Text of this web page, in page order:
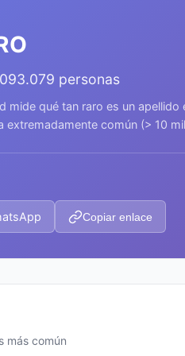
personas
mide qué tan raro es un
extremadamente común (> 10
Copiar enlace
más común